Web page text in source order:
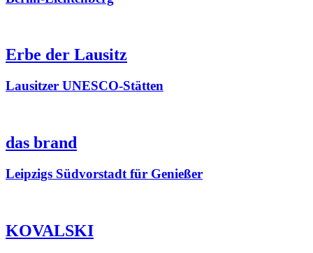
Erbe der Lausitz
Lausitzer UNESCO-Stätten
das brand
Leipzigs Südvorstadt für Genießer
KOVALSKI